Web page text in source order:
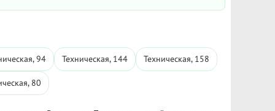
94 Техническая, 144 Техническая, 158
80